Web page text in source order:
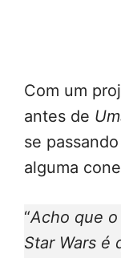
Com um
antes de
se
alguma
“Acho que
Star Wars é